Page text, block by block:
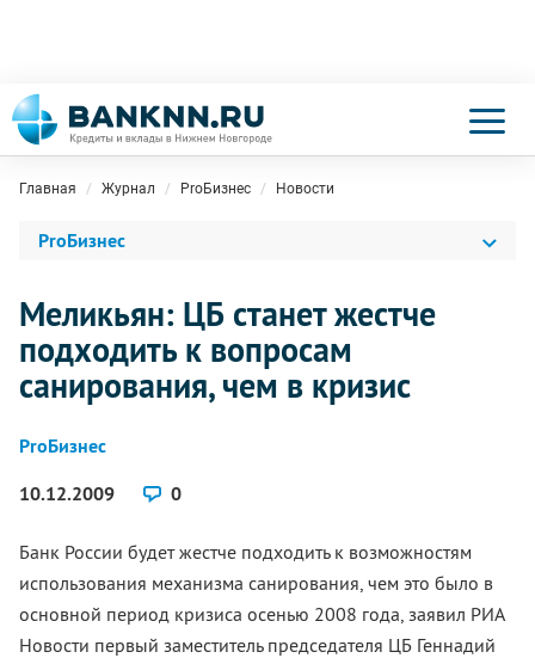
Главная Журнал ProБизнес Новости
ProБизнес
Меликьян: ЦБ станет жестче
подходить к вопросам
санирования, чем в кризис
ProБизнес
10.12.2009
0
Банк России будет жестче подходить к возможностям
использования механизма санирования, чем это было в
основной период кризиса осенью 2008 года, заявил РИА
Новости первый заместитель председателя ЦБ Геннадий